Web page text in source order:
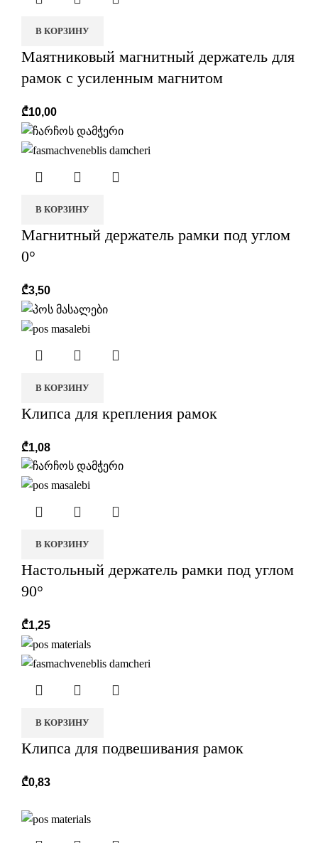
В КОРЗИНУ
Маятниковый магнитный держатель для
рамок с усиленным магнитом
₾10,00
В КОРЗИНУ
Магнитный держатель рамки под углом
0°
₾3,50
В КОРЗИНУ
Клипса для крепления рамок
₾1,08
В КОРЗИНУ
Настольный держатель рамки под углом
90°
₾1,25
В КОРЗИНУ
Клипса для подвешивания рамок
₾0,83